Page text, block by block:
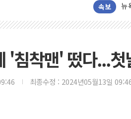
속보
트
유
[
트
美
'침착맨' 떴다...
최종수정 : 2024년05월13일